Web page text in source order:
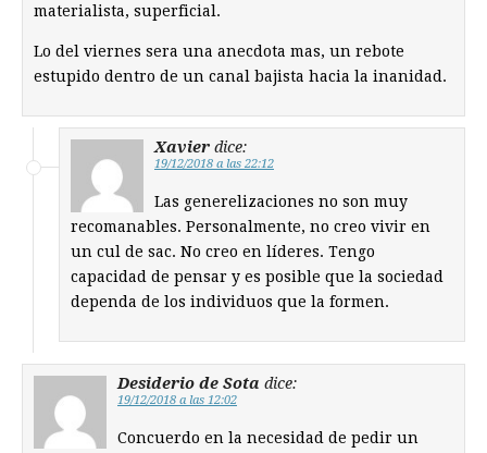
materialista, superficial.
Lo del viernes sera una anecdota mas, un rebote
estupido dentro de un canal bajista hacia la inanidad.
Xavier dice:
19/12/2018 a las 22:12
Las generelizaciones no son muy
recomanables. Personalmente, no creo vivir en
un cul de sac. No creo en líderes. Tengo
capacidad de pensar y es posible que la sociedad
dependa de los individuos que la formen.
Desiderio de Sota dice:
19/12/2018 a las 12:02
Concuerdo en la necesidad de pedir un